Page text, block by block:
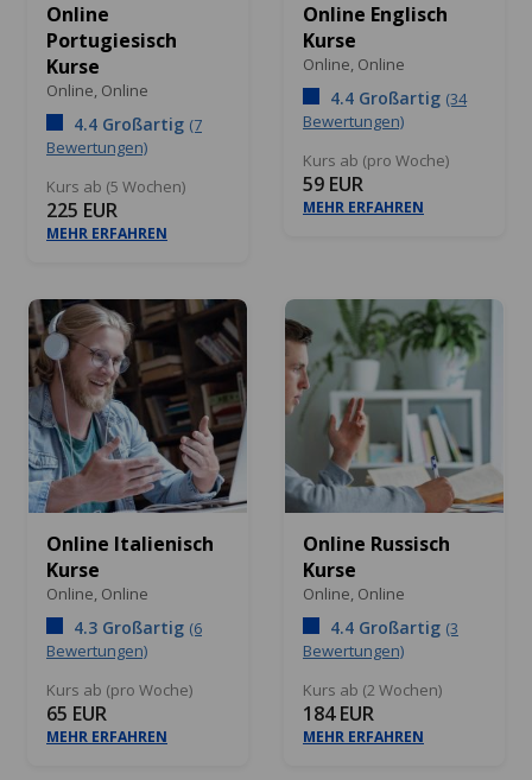
Online
Portugiesisch
Kurse
Online, Online
4.4 Großartig (7
Bewertungen)
Kurs ab (5 Wochen)
225 EUR
MEHR ERFAHREN
Online Englisch
Kurse
Online, Online
4.4 Großartig (34
Bewertungen)
Kurs ab (pro Woche)
59 EUR
MEHR ERFAHREN
Online Italienisch
Kurse
Online, Online
4.3 Großartig (6
Bewertungen)
Kurs ab (pro Woche)
65 EUR
MEHR ERFAHREN
Online Russisch
Kurse
Online, Online
4.4 Großartig (3
Bewertungen)
Kurs ab (2 Wochen)
184 EUR
MEHR ERFAHREN